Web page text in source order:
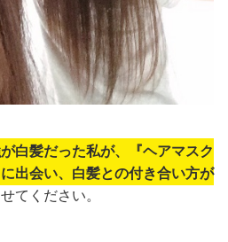
白髪だった私が、『ヘアマスク
出会い、白髪との付き合い方が
てください。